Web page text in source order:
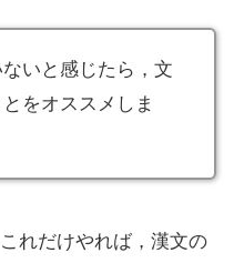
いと感じたら，文
をオススメしま
れだけやれば，漢文の